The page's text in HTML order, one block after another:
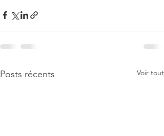
Posts récents Voir tout